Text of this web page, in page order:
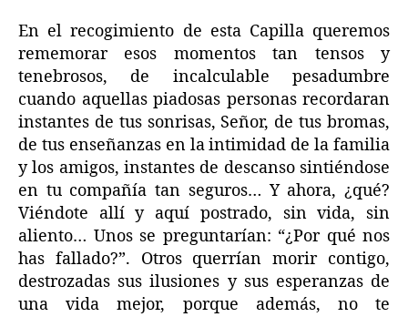
En el recogimiento de esta Capilla queremos
rememorar esos momentos tan tensos y
tenebrosos, de incalculable pesadumbre
cuando aquellas piadosas personas recordaran
instantes de tus sonrisas, Señor, de tus bromas,
de tus enseñanzas en la intimidad de la familia
y los amigos, instantes de descanso sintiéndose
en tu compañía tan seguros… Y ahora, ¿qué?
Viéndote allí y aquí postrado, sin vida, sin
aliento… Unos se preguntarían: “¿Por qué nos
has fallado?”. Otros querrían morir contigo,
destrozadas sus ilusiones y sus esperanzas de
una vida mejor, porque además, no te